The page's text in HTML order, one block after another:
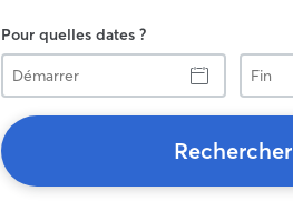
Pour quelles dates ?
Démarrer
Fin
Rechercher